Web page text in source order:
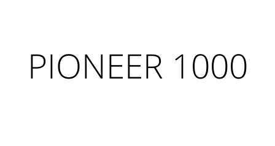
PIONEER 1000